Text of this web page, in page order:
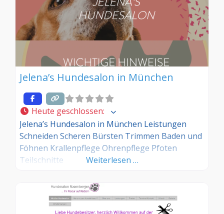
Jelena’s Hundesalon in München
Heute geschlossen:
Jelena’s Hundesalon in München Leistungen
Schneiden Scheren Bürsten Trimmen Baden und
Föhnen Krallenpflege Ohrenpflege Pfoten
Teilschnitte
Weiterlesen …